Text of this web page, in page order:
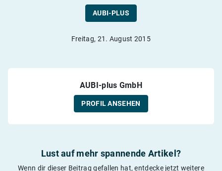
AUBI-PLUS
Freitag, 21. August 2015
AUBI-plus GmbH
PROFIL ANSEHEN
Lust auf mehr spannende Artikel?
Wenn dir dieser Beitrag gefallen hat, entdecke jetzt weitere